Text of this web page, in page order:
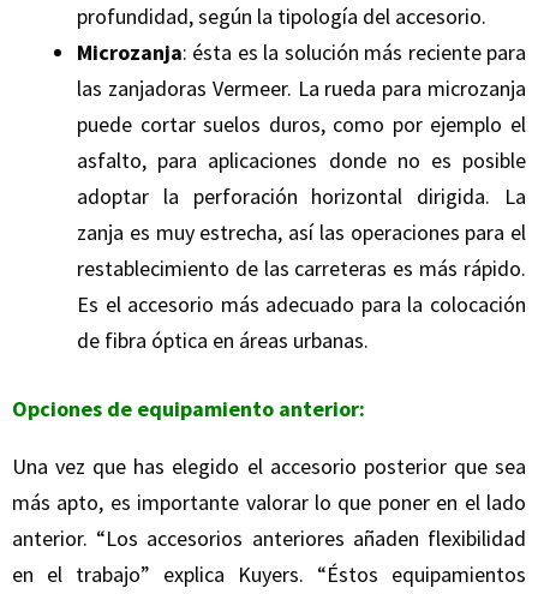
profundidad, según la tipología del accesorio.
Microzanja: ésta es la solución más reciente para
las zanjadoras Vermeer. La rueda para microzanja
puede cortar suelos duros, como por ejemplo el
asfalto, para aplicaciones donde no es posible
adoptar la perforación horizontal dirigida. La
zanja es muy estrecha, así las operaciones para el
restablecimiento de las carreteras es más rápido.
Es el accesorio más adecuado para la colocación
de fibra óptica en áreas urbanas.
Opciones de equipamiento anterior:
Una vez que has elegido el accesorio posterior que sea
más apto, es importante valorar lo que poner en el lado
anterior. “Los accesorios anteriores añaden flexibilidad
en el trabajo” explica Kuyers. “Éstos equipamientos